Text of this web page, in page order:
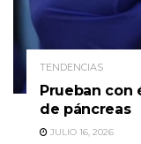
TENDENCIAS
Prueban con
de páncreas
JULIO 16, 2026